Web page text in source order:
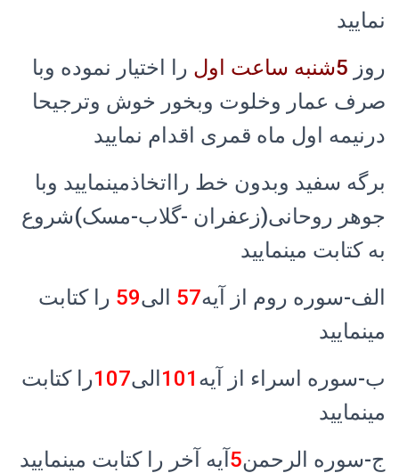
نمایید
روز 5شنبه ساعت اول
را اختیار نموده وبا
صرف عمار وخلوت وبخور خوش وترجیحا
درنیمه اول ماه قمری اقدام نمایید
برگه سفید وبدون خط رااتخاذمینمایید وبا
جوهر روحانی(زعفران -گلاب-مسک)شروع
به کتابت مینمایید
الف-سوره روم از آیه57 الی59 را کتابت
مینمایید
ب-سوره اسراء از آیه 101الی107را کتابت
مینمایید
ج-سوره الرحمن5آیه آخر را کتابت مینمایید